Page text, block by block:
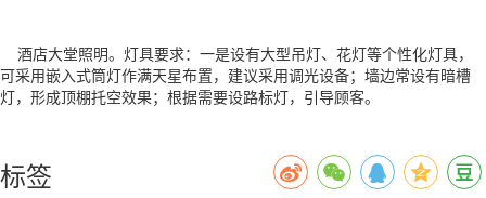
酒店大堂照明。灯具要求：一是设有大型吊灯、花灯等个性化灯具，
可采用嵌入式筒灯作满天星布置，建议采用调光设备；墙边常设有暗槽
灯，形成顶棚托空效果；根据需要设路标灯，引导顾客。
标签